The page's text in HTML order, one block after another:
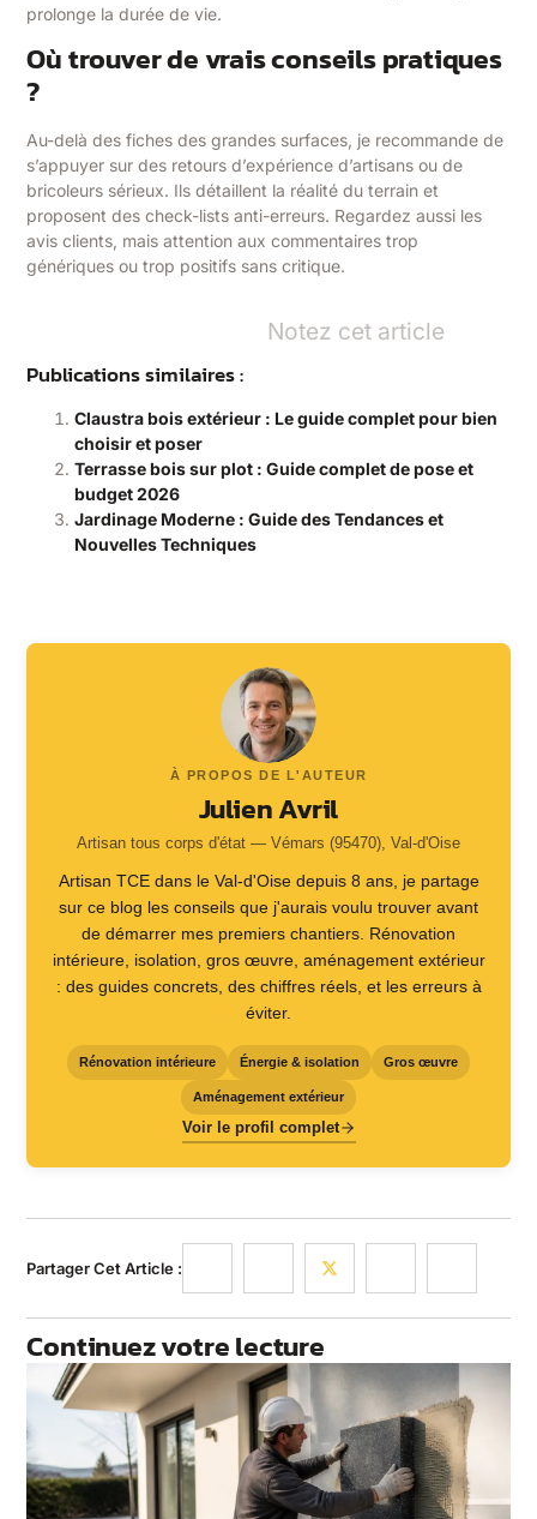
prolonge la durée de vie.
Où trouver de vrais conseils pratiques
?
Au-delà des fiches des grandes surfaces, je recommande de
s’appuyer sur des retours d’expérience d’artisans ou de
bricoleurs sérieux. Ils détaillent la réalité du terrain et
proposent des check-lists anti-erreurs. Regardez aussi les
avis clients, mais attention aux commentaires trop
génériques ou trop positifs sans critique.
Notez cet article
Publications similaires :
Claustra bois extérieur : Le guide complet pour bien
choisir et poser
Terrasse bois sur plot : Guide complet de pose et
budget 2026
Jardinage Moderne : Guide des Tendances et
Nouvelles Techniques
À PROPOS DE L'AUTEUR
Julien Avril
Artisan tous corps d'état — Vémars (95470), Val-d'Oise
Artisan TCE dans le Val-d'Oise depuis 8 ans, je partage
sur ce blog les conseils que j'aurais voulu trouver avant
de démarrer mes premiers chantiers. Rénovation
intérieure, isolation, gros œuvre, aménagement extérieur
: des guides concrets, des chiffres réels, et les erreurs à
éviter.
Rénovation intérieure Énergie & isolation Gros œuvre
Aménagement extérieur
Voir le profil complet
Partager Cet Article :
Continuez votre lecture